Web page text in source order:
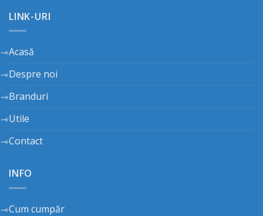
LINK-URI
Acasă
Despre noi
Branduri
Utile
Contact
INFO
Cum cumpăr